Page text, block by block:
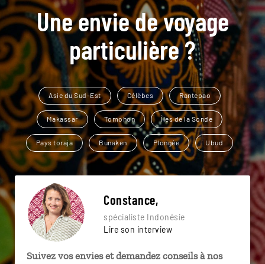
Une envie de voyage
particulière ?
Asie du Sud-Est Célèbes Rantepao
Makassar Tomohon Îles de la Sonde
Pays toraja Bunaken Plongée Ubud
Constance,
spécialiste Indonésie
Lire son interview
Suivez vos envies et demandez conseils à nos